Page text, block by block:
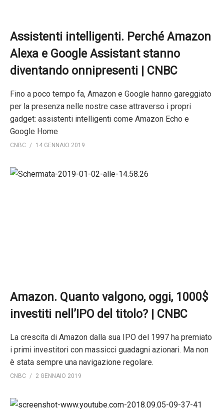
Assistenti intelligenti. Perché Amazon
Alexa e Google Assistant stanno
diventando onnipresenti | CNBC
Fino a poco tempo fa, Amazon e Google hanno gareggiato
per la presenza nelle nostre case attraverso i propri
gadget: assistenti intelligenti come Amazon Echo e
Google Home
CNBC 14 GENNAIO 2019
Amazon. Quanto valgono, oggi, 1000$
investiti nell’IPO del titolo? | CNBC
La crescita di Amazon dalla sua IPO del 1997 ha premiato
i primi investitori con massicci guadagni azionari. Ma non
è stata sempre una navigazione regolare.
CNBC 2 GENNAIO 2019